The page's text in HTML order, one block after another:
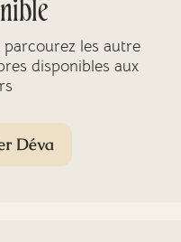
parcourez les autre
disponibles aux
Déva